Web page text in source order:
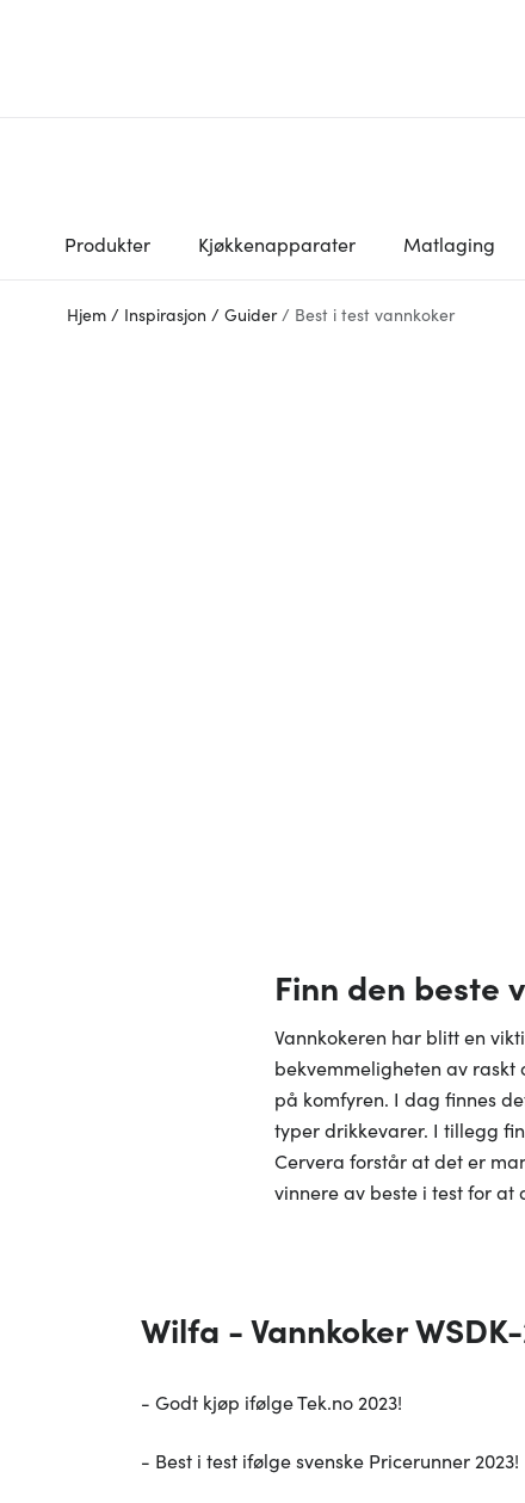
Produkter Kjøkkenapparater Matlaging
Hjem / Inspirasjon / Guider / Best i test vannkoker
Finn den beste
Vannkokeren har blitt en
bekvemmeligheten av
på komfyren. I dag finnes
typer drikkevarer. I tillegg
Cervera forstår at det er
vinnere av beste i test for at
Wilfa - Vannkoker
- Godt kjøp ifølge Tek.no 2023!
- Best i test ifølge svenske Pricerunner 2023!